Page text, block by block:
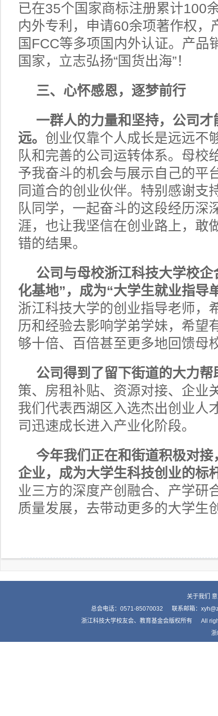
已在35个国家商标注册累计100
内外专利，申请60余项著作权，
国FCC等多项国内外认证。产品
国家，立志弘扬“国货出海”！
三、心怀感恩，逐梦前行
一群人的力量和坚持，公司
远。 创业仅靠个人成长是远远不
队和完善的公司运转体系。母校
予我奋斗的机会与展示自己的平
同道合的创业伙伴。特别感谢支
队同学，一起奋斗的这段经历深
涯，也让我坚信在创业路上，敢
错的结果。
公司与母校浙江科技大学校
化基地”，成为“大学生就业指导
浙江科技大学的创业指导老师，
历和经验去影响学弟学妹，希望
够十倍、百倍甚至更多地回馈母
公司得到了留下街道的大力帮
策、房租补贴、资源对接、企业
我们代表西湖区入选杰出创业人
司迅速成长进入产业化阶段。
今年我们正在和街道积极对
企业，成为大学生科技创业的标
业三方的深度产创融合、产学研
质量发展，去带动更多的大学生
关于我们
总会电话：0571-85070032 联系邮箱：
浙江科技大学校友会、教育基金会版权所有 All